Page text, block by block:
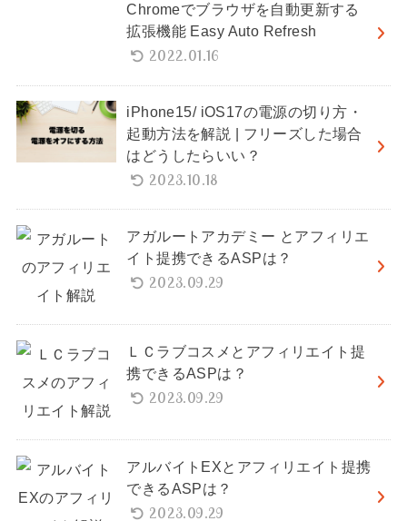
Chromeでブラウザを自動更新する
拡張機能 Easy Auto Refresh
2022.01.16
iPhone15/ iOS17の電源の切り方・
起動方法を解説 | フリーズした場合
はどうしたらいい？
2023.10.18
アガルートアカデミー とアフィリエ
イト提携できるASPは？
2023.09.29
ＬＣラブコスメとアフィリエイト提
携できるASPは？
2023.09.29
アルバイトEXとアフィリエイト提携
できるASPは？
2023.09.29